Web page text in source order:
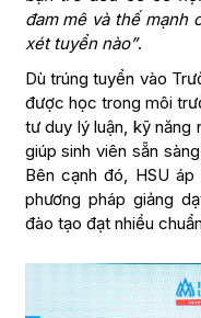
đam mê và thế mạnh
xét tuyển nào”.
Dù trúng tuyển vào
được học trong môi
tư duy lý luận, kỹ năng
giúp sinh viên sẵn
Bên cạnh đó, HSU
phương pháp giảng
đào tạo đạt nhiều